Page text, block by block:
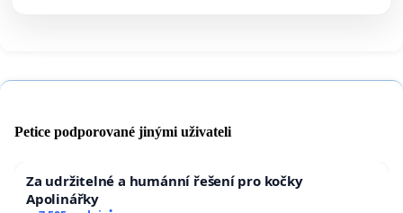
Petice podporované jinými uživateli
Za udržitelné a humánní řešení pro kočky
Apolinářky